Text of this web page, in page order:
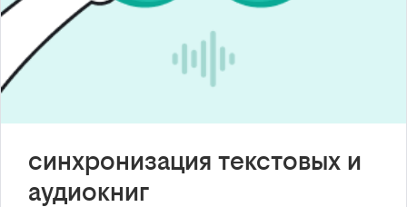
синхронизация текстовых и
аудиокниг